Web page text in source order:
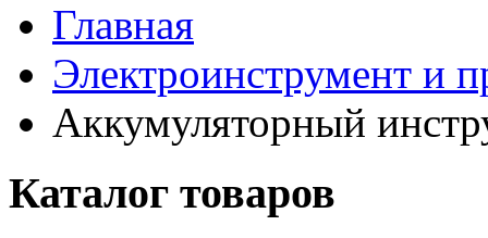
Главная
Электроинструмент и
Аккумуляторный
Каталог товаров